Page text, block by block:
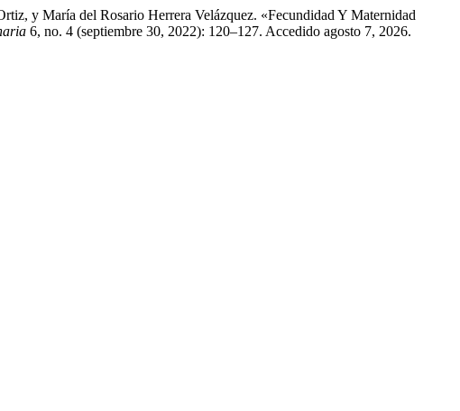
y María del Rosario Herrera Velázquez. «Fecundidad Y Maternidad
6, no. 4 (septiembre 30, 2022): 120–127. Accedido agosto 7, 2026.